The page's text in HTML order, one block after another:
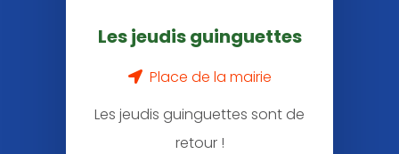
Les jeudis guinguettes
Place de la mairie
Les jeudis guinguettes sont de
retour !